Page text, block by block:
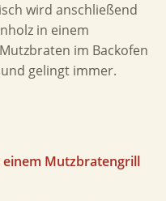
wird anschließend
in einem
im Backofen
gelingt immer.
Mutzbratengrill